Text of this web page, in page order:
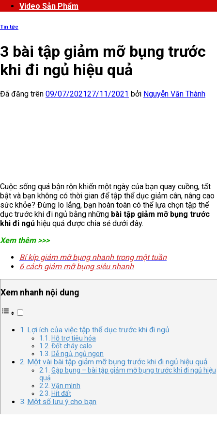
Video Sản Phẩm
Tin tức
3 bài tập giảm mỡ bụng trước
khi đi ngủ hiệu quả
Đã đăng trên 09/07/202127/11/2021 bởi Nguyễn Văn Thành
Cuộc sống quá bận rộn khiến một ngày của bạn quay cuồng, tất
bật và bạn không có thời gian để tập thể dục giảm cân, nâng cao
sức khỏe? Đừng lo lắng, bạn hoàn toàn có thể lựa chọn tập thể
dục trước khi đi ngủ bằng những bài tập giảm mỡ bụng trước
khi đi ngủ hiệu quả được chia sẻ dưới đây.
Xem thêm >>>
Bí kíp giảm mỡ bụng nhanh trong một tuần
6 cách giảm mỡ bụng siêu nhanh
Xem nhanh nội dung
Lợi ích của việc tập thể dục trước khi đi ngủ
Hỗ trợ tiêu hóa
Đốt cháy calo
Dễ ngủ, ngủ ngon
Một vài bài tập giảm mỡ bụng trước khi đi ngủ hiệu quả
Gập bụng – bài tập giảm mỡ bụng trước khi đi ngủ hiệu
quả
Vặn mình
Hít đất
Một số lưu ý cho bạn